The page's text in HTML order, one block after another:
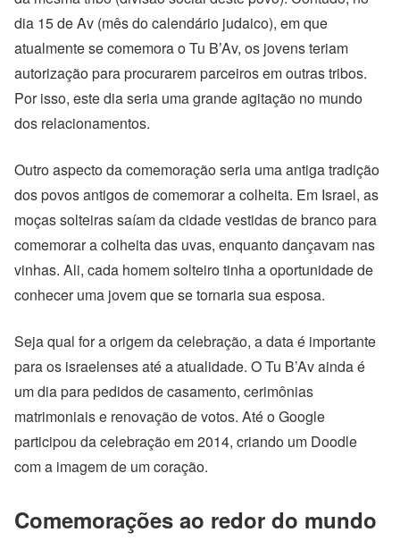
dia 15 de Av (mês do calendário judaico), em que
atualmente se comemora o Tu B’Av, os jovens teriam
autorização para procurarem parceiros em outras tribos.
Por isso, este dia seria uma grande agitação no mundo
dos relacionamentos.
Outro aspecto da comemoração seria uma antiga tradição
dos povos antigos de comemorar a colheita. Em Israel, as
moças solteiras saíam da cidade vestidas de branco para
comemorar a colheita das uvas, enquanto dançavam nas
vinhas. Ali, cada homem solteiro tinha a oportunidade de
conhecer uma jovem que se tornaria sua esposa.
Seja qual for a origem da celebração, a data é importante
para os israelenses até a atualidade. O Tu B’Av ainda é
um dia para pedidos de casamento, cerimônias
matrimoniais e renovação de votos. Até o Google
participou da celebração em 2014, criando um Doodle
com a imagem de um coração.
Comemorações ao redor do mundo